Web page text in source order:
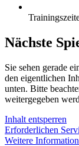
Nächste
Sie sehen gerade
den eigentlichen
unten. Bitte
weitergegeben
Inhalt entsperren
Erforderlichen
Weitere